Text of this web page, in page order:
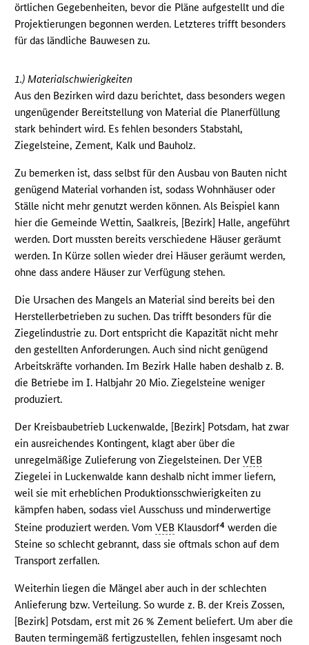
örtlichen Gegebenheiten, bevor die Pläne aufgestellt und die
Projektierungen begonnen werden. Letzteres trifft besonders
für das ländliche Bauwesen zu.
1.) Materialschwierigkeiten
Aus den Bezirken wird dazu berichtet, dass besonders wegen
ungenügender Bereitstellung von Material die Planerfüllung
stark behindert wird. Es fehlen besonders Stabstahl,
Ziegelsteine, Zement, Kalk und Bauholz.
Zu bemerken ist, dass selbst für den Ausbau von Bauten nicht
genügend Material vorhanden ist, sodass Wohnhäuser oder
Ställe nicht mehr genutzt werden können. Als Beispiel kann
hier die Gemeinde Wettin, Saalkreis, [Bezirk] Halle, angeführt
werden. Dort mussten bereits verschiedene Häuser geräumt
werden. In Kürze sollen wieder drei Häuser geräumt werden,
ohne dass andere Häuser zur Verfügung stehen.
Die Ursachen des Mangels an Material sind bereits bei den
Herstellerbetrieben zu suchen. Das trifft besonders für die
Ziegelindustrie zu. Dort entspricht die Kapazität nicht mehr
den gestellten Anforderungen. Auch sind nicht genügend
Arbeitskräfte vorhanden. Im Bezirk Halle haben deshalb z. B.
die Betriebe im I. Halbjahr 20 Mio. Ziegelsteine weniger
produziert.
Der Kreisbaubetrieb Luckenwalde, [Bezirk] Potsdam, hat zwar
ein ausreichendes Kontingent, klagt aber über die
unregelmäßige Zulieferung von Ziegelsteinen. DerVEB
Ziegelei in Luckenwalde kann deshalb nicht immer liefern,
weil sie mit erheblichen Produktionsschwierigkeiten zu
kämpfen haben, sodass viel Ausschuss und minderwertige
Steine produziert werden. VomVEB Klausdorf4 werden die
Steine so schlecht gebrannt, dass sie oftmals schon auf dem
Transport zerfallen.
Weiterhin liegen die Mängel aber auch in der schlechten
Anlieferung bzw. Verteilung. So wurde z. B. der Kreis Zossen,
[Bezirk] Potsdam, erst mit 26 % Zement beliefert. Um aber die
Bauten termingemäß fertigzustellen, fehlen insgesamt noch